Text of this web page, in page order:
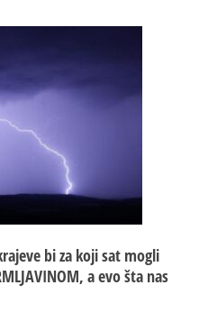
bi za koji sat mogli
a evo šta nas